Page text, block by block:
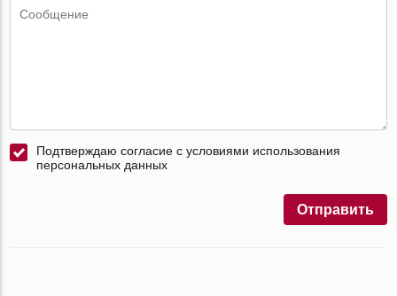
Подтверждаю согласие с условиями использования
персональных данных
Отправить